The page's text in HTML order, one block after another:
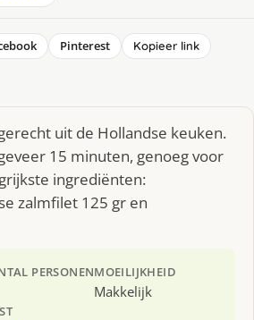
Pinterest
Kopieer link
uit de Hollandse keuken.
15 minuten, genoeg voor
ingrediënten:
zalmfilet 125 gr en
PERSONENMOEILIJKHEID
Makkelijk